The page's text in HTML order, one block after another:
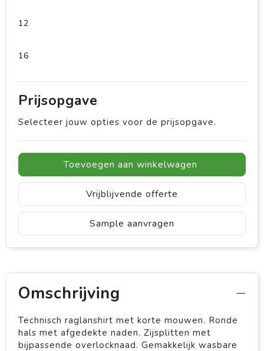
12
16
Prijsopgave
Selecteer jouw opties voor de prijsopgave.
Toevoegen aan winkelwagen
Vrijblijvende offerte
Sample aanvragen
Omschrijving
Technisch raglanshirt met korte mouwen. Ronde
hals met afgedekte naden. Zijsplitten met
bijpassende overlocknaad. Gemakkelijk wasbare